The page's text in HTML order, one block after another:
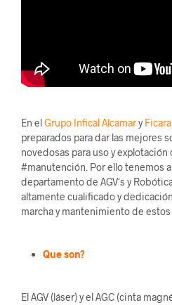
En elGrupo InficalAlcamary Ficara
preparados para dar las mejores
novedosas para uso y
#manutención. Por ello tenemos
departamento de AGV´s y
altamente cualificado y
marcha y mantenimiento de
Que son?
El AGV (láser) y el AGC (cinta